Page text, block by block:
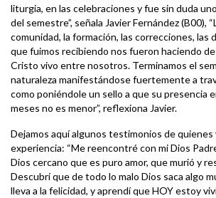
liturgia, en las celebraciones y fue sin duda
del semestre”, señala Javier Fernández (B00),
comunidad, la formación, las correcciones, las
que fuimos recibiendo nos fueron haciendo
Cristo vivo entre nosotros. Terminamos el
naturaleza manifestándose fuertemente a
como poniéndole un sello a que su presencia
meses no es menor”, reflexiona Javier.
Dejamos aquí algunos testimonios de
experiencia: “Me reencontré con mi Dios
Dios cercano que es puro amor, que murió y
Descubrí que de todo lo malo Dios saca algo
lleva a la felicidad, y aprendí que HOY estoy